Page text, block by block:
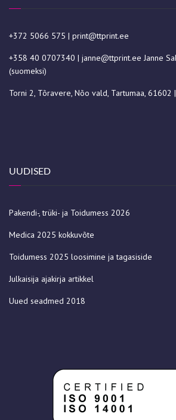
+372 5066 575 | print@ttprint.ee
+358 40 0707340 | janne@ttprint.ee Janne
(suomeksi)
Torni 2, Tõravere, Nõo vald, Tartumaa, 61602
UUDISED
Pakendi-, trüki- ja Toidumess 2026
Medica 2025 kokkuvõte
Toidumess 2025 loosimine ja tagasiside
Julkaisija ajakirja artikkel
Uued seadmed 2018